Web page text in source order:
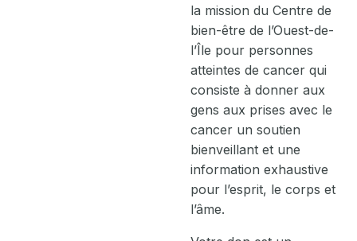
la mission du Centre de
bien-être de l’Ouest-de-
l’Île pour personnes
atteintes de cancer qui
consiste à donner aux
gens aux prises avec le
cancer un soutien
bienveillant et une
information exhaustive
pour l’esprit, le corps et
l’âme.